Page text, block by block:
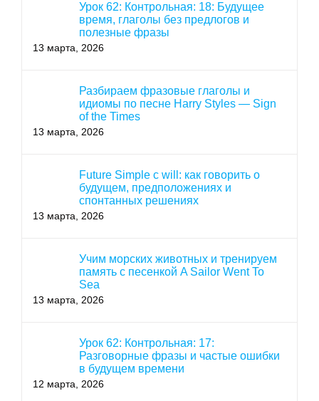
Урок 62: Контрольная: 18: Будущее
время, глаголы без предлогов и
полезные фразы
13 марта, 2026
Разбираем фразовые глаголы и
идиомы по песне Harry Styles — Sign
of the Times
13 марта, 2026
Future Simple с will: как говорить о
будущем, предположениях и
спонтанных решениях
13 марта, 2026
Учим морских животных и тренируем
память с песенкой A Sailor Went To
Sea
13 марта, 2026
Урок 62: Контрольная: 17:
Разговорные фразы и частые ошибки
в будущем времени
12 марта, 2026